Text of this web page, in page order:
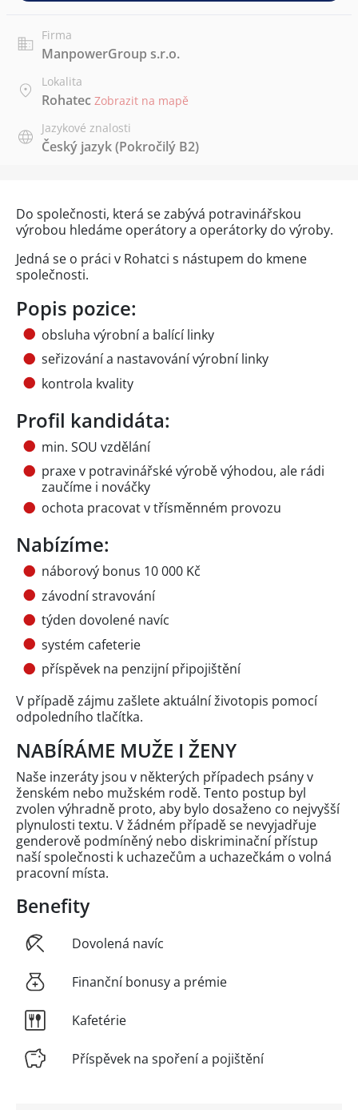
Firma
ManpowerGroup s.r.o.
Lokalita
Rohatec Zobrazit na mapě
Jazykové znalosti
Český jazyk(Pokročilý B2)
Do společnosti, která se zabývá potravinářskou
výrobou hledáme operátory a operátorky do výroby.
Jedná se o práci v Rohatci s nástupem do kmene
společnosti.
Popis pozice:
obsluha výrobní a balící linky
seřizování a nastavování výrobní linky
kontrola kvality
Profil kandidáta:
min. SOU vzdělání
praxe v potravinářské výrobě výhodou, ale rádi
zaučíme i nováčky
ochota pracovat v třísměnném provozu
Nabízíme:
náborový bonus 10 000 Kč
závodní stravování
týden dovolené navíc
systém cafeterie
příspěvek na penzijní připojištění
V případě zájmu zašlete aktuální životopis pomocí
odpoledního tlačítka.
NABÍRÁME MUŽE I ŽENY
Naše inzeráty jsou v některých případech psány v
ženském nebo mužském rodě. Tento postup byl
zvolen výhradně proto, aby bylo dosaženo co nejvyšší
plynulosti textu. V žádném případě se nevyjadřuje
genderově podmíněný nebo diskriminační přístup
naší společnosti k uchazečům a uchazečkám o volná
pracovní místa.
Benefity
Dovolená navíc
Finanční bonusy a prémie
Kafetérie
Příspěvek na spoření a pojištění